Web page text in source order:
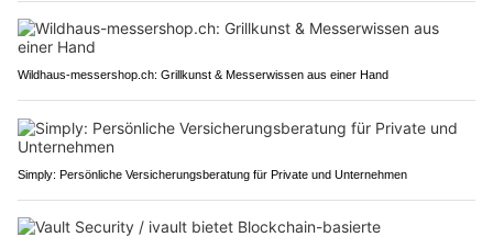
Wildhaus-messershop.ch: Grillkunst & Messerwissen aus einer Hand
Simply: Persönliche Versicherungsberatung für Private und Unternehmen